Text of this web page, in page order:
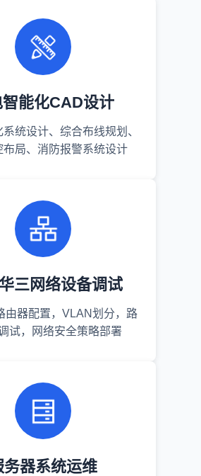
智能化CAD设计
统设计、综合布线规划、
布局、消防报警系统设计
三网络设备调试
由器配置，VLAN划分，路
试，网络安全策略部署
务器系统运维